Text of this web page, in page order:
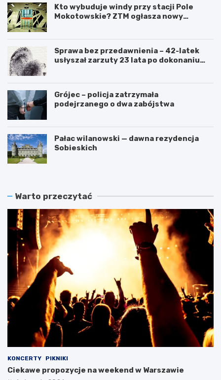
Kto wybuduje windy przy stacji Pole
Mokotowskie? ZTM ogłasza nowy
Sprawa bez przedawnienia – 42-latek
usłyszał zarzuty 23 lata po dokonaniu
Grójec – policja zatrzymała
podejrzanego o dwa zabójstwa
Pałac wilanowski — dawna rezydencja
Sobieskich
Warto przeczytać
KONCERTY PIKNIKI
Ciekawe propozycje na weekend w Warszawie